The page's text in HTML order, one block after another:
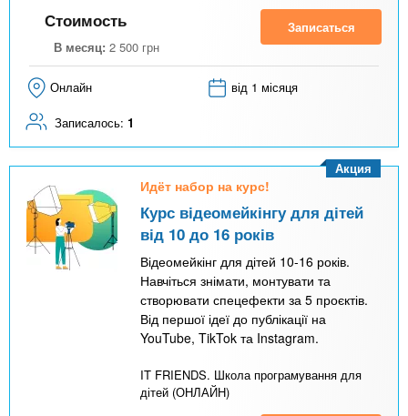
Стоимость
В месяц: 2 500 грн
Записаться
Онлайн від 1 місяця
Записалось: 1
Идёт набор на курс!
Курс відеомейкінгу для дітей
від 10 до 16 років
Відеомейкінг для дітей 10-16 років.
Навчіться знімати, монтувати та
створювати спецефекти за 5 проєктів.
Від першої ідеї до публікації на
YouTube, TikTok та Instagram.
IT FRIENDS. Школа програмування для
дітей (ОНЛАЙН)
Акция